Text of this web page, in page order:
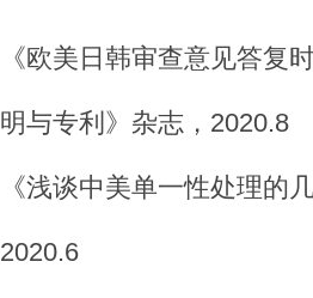
《欧美日韩审查意见答复
明与专利》杂志，2020.8
《浅谈中美单一性处理的
2020.6